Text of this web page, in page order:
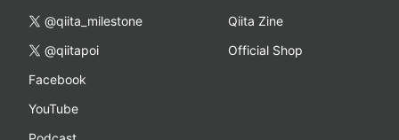
@qiita_milestone
@qiitapoi
Facebook
YouTube
Qiita Zine
Official Shop